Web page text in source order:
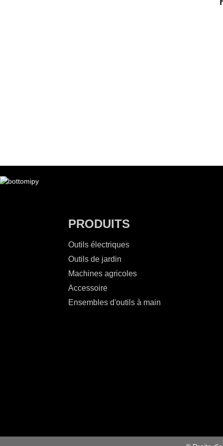
PRODUITS
Outils électriques
Outils de jardin
Machines agricoles
Accessoire
Ensembles d'outils à main